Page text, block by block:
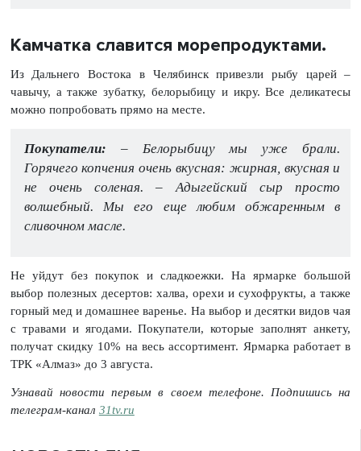
Камчатка славится морепродуктами.
Из Дальнего Востока в Челябинск привезли рыбу царей –
чавычу, а также зубатку, белорыбицу и икру. Все деликатесы
можно попробовать прямо на месте.
Покупатели: – Белорыбицу мы уже брали.
Горячего копчения очень вкусная: жирная, вкусная и
не очень соленая. – Адыгейский сыр просто
волшебный. Мы его еще любим обжаренным в
сливочном масле.
Не уйдут без покупок и сладкоежки. На ярмарке большой
выбор полезных десертов: халва, орехи и сухофрукты, а также
горный мед и домашнее варенье. На выбор и десятки видов чая
с травами и ягодами. Покупатели, которые заполнят анкету,
получат скидку 10% на весь ассортимент. Ярмарка работает в
ТРК «Алмаз» до 3 августа.
Узнавай новости первым в своем телефоне. Подпишись на
телеграм-канал 31tv.ru